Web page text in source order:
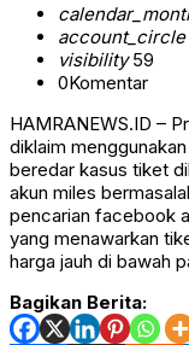
account_circle
visibility59
0Komentar
HAMRANEWS.ID –
diklaim
beredar kasus tiket
akun miles
pencarian facebook
yang menawarkan
harga jauh di bawah
Bagikan Berita: